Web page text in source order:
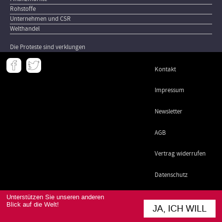
Unterstützen Sie unseren anderen
Blick auf die Welt!
JA, ICH WILL
Rohstoffe
Unternehmen und CSR
Welthandel
Die Proteste sind verklungen
Meta
- Kontakt
Impressum
Newsletter
AGB
Vertrag widerrufen
Datenschutz